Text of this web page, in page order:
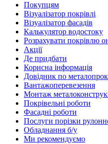
Покупцям
Візуалізатор покрівлі
Візуалізатор фасадів
Калькулятор водостоку
Розрахувати покрівлю
Акції
Де придбати
Корисна інформація
Довідник по
Вантажоперевезення
Монтаж
Покрівельні роботи
Фасадні роботи
Послуги порізки
Обладнання б/у
Ми рекомендуємо